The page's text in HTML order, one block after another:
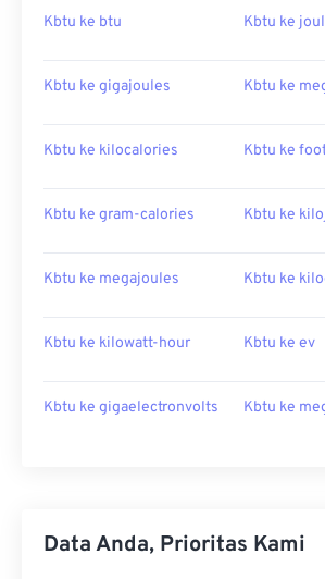
Kbtu ke btu Kbtu ke
Kbtu ke gigajoules Kbtu ke
Kbtu ke kilocalories Kbtu ke
Kbtu ke gram-calories Kbtu ke
Kbtu ke megajoules Kbtu ke
Kbtu ke kilowatt-hour Kbtu ke ev
Kbtu ke gigaelectronvolts Kbtu ke
Data Anda, Prioritas Kami